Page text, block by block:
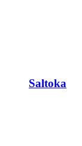
Saltoka